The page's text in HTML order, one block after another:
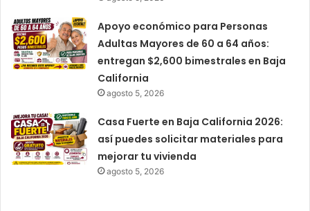
Apoyo económico para Personas
Adultas Mayores de 60 a 64 años:
entregan $2,600 bimestrales en Baja
California
agosto 5, 2026
Casa Fuerte en Baja California 2026:
así puedes solicitar materiales para
mejorar tu vivienda
agosto 5, 2026